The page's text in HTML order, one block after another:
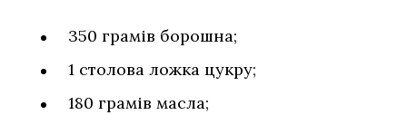
350 грамів борошна;
1 столова ложка цукру;
180 грамів масла;